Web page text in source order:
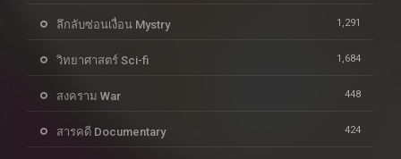
ลึกลับซ่อนเงื่อน Mystry 1,291
วิทยาศาสตร์ Sci-fi 1,684
สงคราม War 448
สารคดี Documentary 424